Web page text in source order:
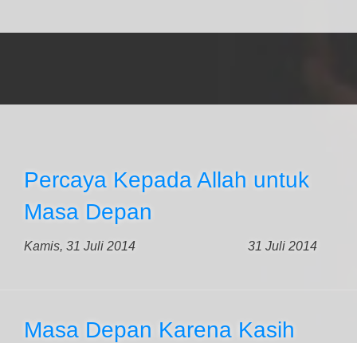
Percaya Kepada Allah untuk
Masa Depan
Kamis, 31 Juli 2014 31 Juli 2014
Masa Depan Karena Kasih